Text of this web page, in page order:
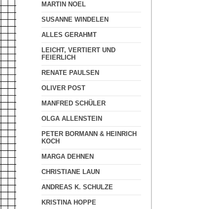
MARTIN NOEL
SUSANNE WINDELEN
ALLES GERAHMT
LEICHT, VERTIERT UND
FEIERLICH
RENATE PAULSEN
OLIVER POST
MANFRED SCHÜLER
OLGA ALLENSTEIN
PETER BORMANN & HEINRICH
KOCH
MARGA DEHNEN
CHRISTIANE LAUN
ANDREAS K. SCHULZE
KRISTINA HOPPE